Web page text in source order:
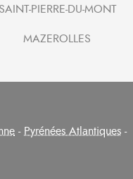
SAINT-PIERRE-DU-MONT
MAZEROLLES
-Pyrénées Atlantiques -